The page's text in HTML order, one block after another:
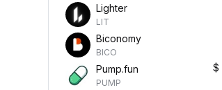
Lighter
LIT
Biconomy
BICO
Pump.fun
PUMP
$